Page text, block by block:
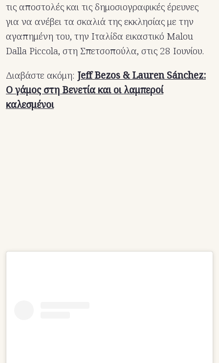
τις αποστολές και τις δημοσιογραφικές έρευνες
για να ανέβει τα σκαλιά της εκκλησίας με την
αγαπημένη του, την Ιταλίδα εικαστικό Malou
Dalla Piccola, στη Σπετσοπούλα, στις 28 Ιουνίου.
Διαβάστε ακόμη: Jeff Bezos & Lauren Sánchez:
O γάμος στη Βενετία και οι λαμπεροί
καλεσμένοι